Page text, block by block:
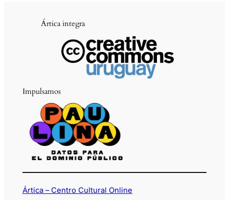
Ártica integra
Impulsamos
Ártica – Centro Cultural Online